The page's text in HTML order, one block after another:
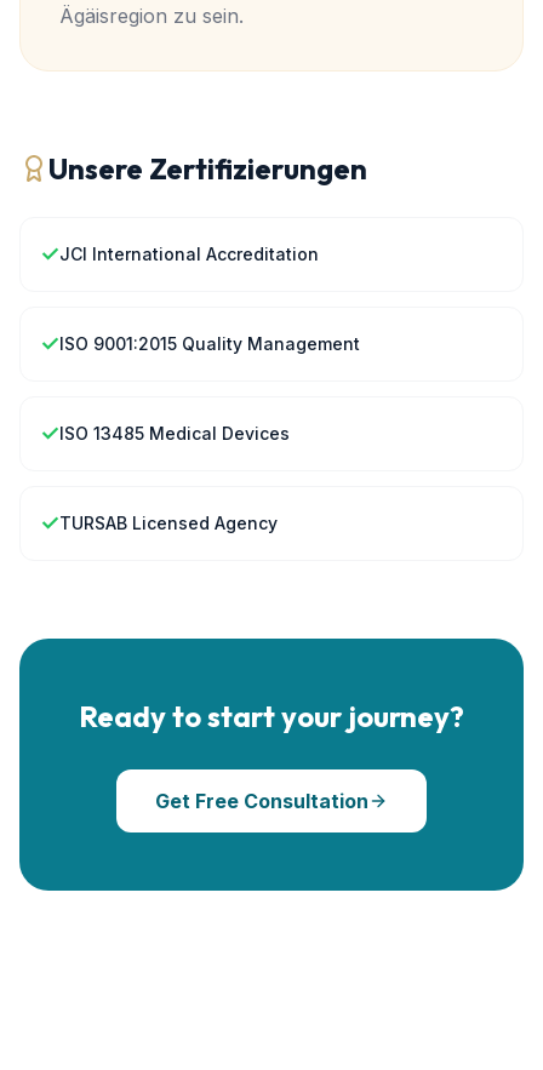
Ägäisregion zu sein.
Unsere Zertifizierungen
✓JCI International Accreditation
✓ISO 9001:2015 Quality Management
✓ISO 13485 Medical Devices
✓TURSAB Licensed Agency
Ready to start your journey?
Get Free Consultation